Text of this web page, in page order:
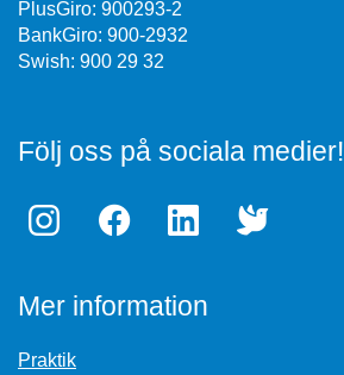
PlusGiro: 900293-2
BankGiro: 900-2932
Swish: 900 29 32
Följ oss på sociala medier!
Mer information
Praktik